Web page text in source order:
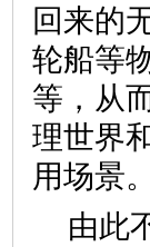
回来的
轮船等
等，从
理世界
用场景。
由此